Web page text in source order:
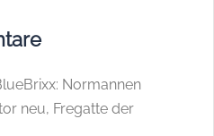
Normannen
neu, Fregatte der